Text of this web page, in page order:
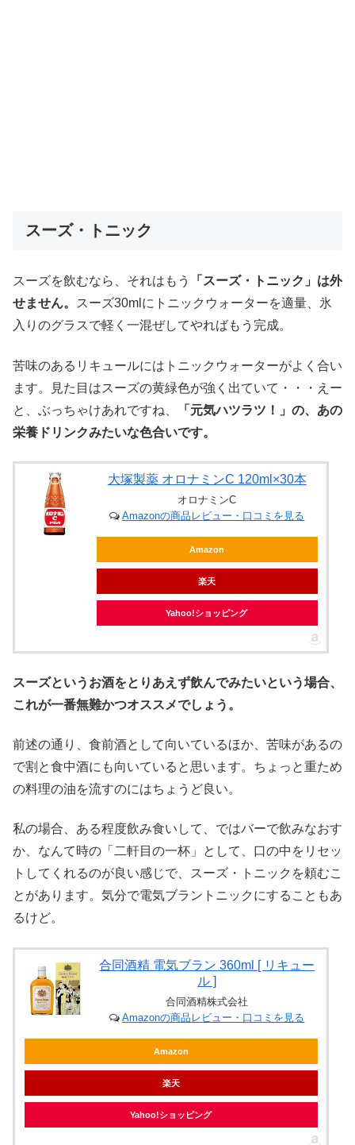
スーズ・トニック
スーズを飲むなら、それはもう
「スーズ・トニック」は外
せません。 スーズ30mlにトニックウォーターを適量、氷
入りのグラスで軽く一混ぜしてやればもう完成。
苦味のあるリキュールにはトニックウォーターがよく合い
ます。見た目はスーズの黄緑色が強く出ていて・・・えー
と、ぶっちゃけあれですね、
「元気ハツラツ！」の、あの
栄養ドリンクみたいな色合いです。
大塚製薬 オロナミンC 120ml×30本
オロナミンC
Amazonの商品レビュー・口コミを見る
Amazon
楽天
Yahoo!ショッピング
スーズというお酒をとりあえず飲んでみたいという場合、
これが一番無難かつオススメでしょう。
前述の通り、食前酒として向いているほか、苦味があるの
で割と食中酒にも向いていると思います。ちょっと重ため
の料理の油を流すのにはちょうど良い。
私の場合、ある程度飲み食いして、ではバーで飲みなおす
か、なんて時の「二軒目の一杯」として、口の中をリセッ
トしてくれるのが良い感じで、スーズ・トニックを頼むこ
とがあります。気分で電気ブラントニックにすることもあ
るけど。
合同酒精 電気ブラン 360ml [ リキュー
ル ]
合同酒精株式会社
Amazonの商品レビュー・口コミを見る
Amazon
楽天
Yahoo!ショッピング